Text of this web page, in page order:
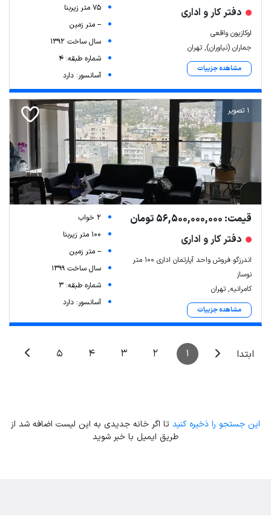
دفتر کار و اداری
اوکازیون واقعی
جماران (نیاوران), تهران
مشاهده جزییات
75 متر زیربنا
-- متر زمین
سال ساخت 1392
شماره طبقه: 4
آسانسور: دارد
1 تصویر
قیمت: 56,500,000,000 تومان
دفتر کار و اداری
اندرزگو فروش واحد آپارتمان اداری ۱۰۰ متر
نوساز
کامرانیه, تهران
مشاهده جزییات
2 خواب
100 متر زیربنا
-- متر زمین
سال ساخت 1399
شماره طبقه: 3
آسانسور: دارد
ابتدا 1
2
3
4
5
این جستجو را ذخیره کنید تا اگر خانه جدیدی به این لیست اضافه شد از
طریق ایمیل با خبر شوید